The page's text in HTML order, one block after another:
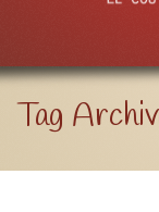
Aller à:
Tag